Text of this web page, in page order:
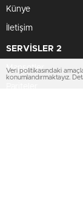
Künye
İletişim
SERVİSLER 2
Manşetler
Veri politikasındaki
konumlandırmaktayız.